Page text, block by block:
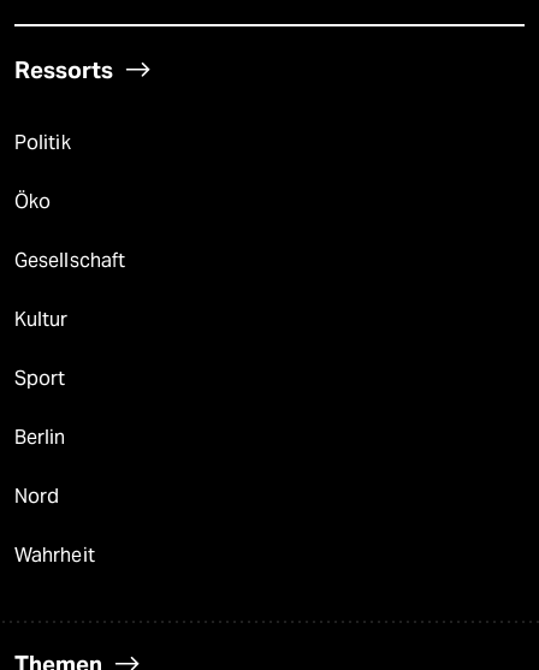
Ressorts
Politik
Öko
Gesellschaft
Kultur
Sport
Berlin
Nord
Wahrheit
Themen